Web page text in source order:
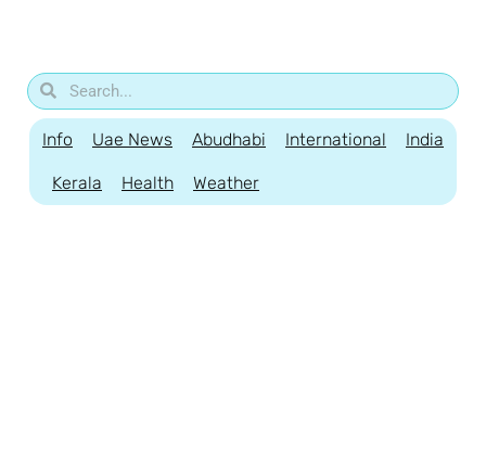
Info Uae News Abudhabi International India
Kerala Health Weather